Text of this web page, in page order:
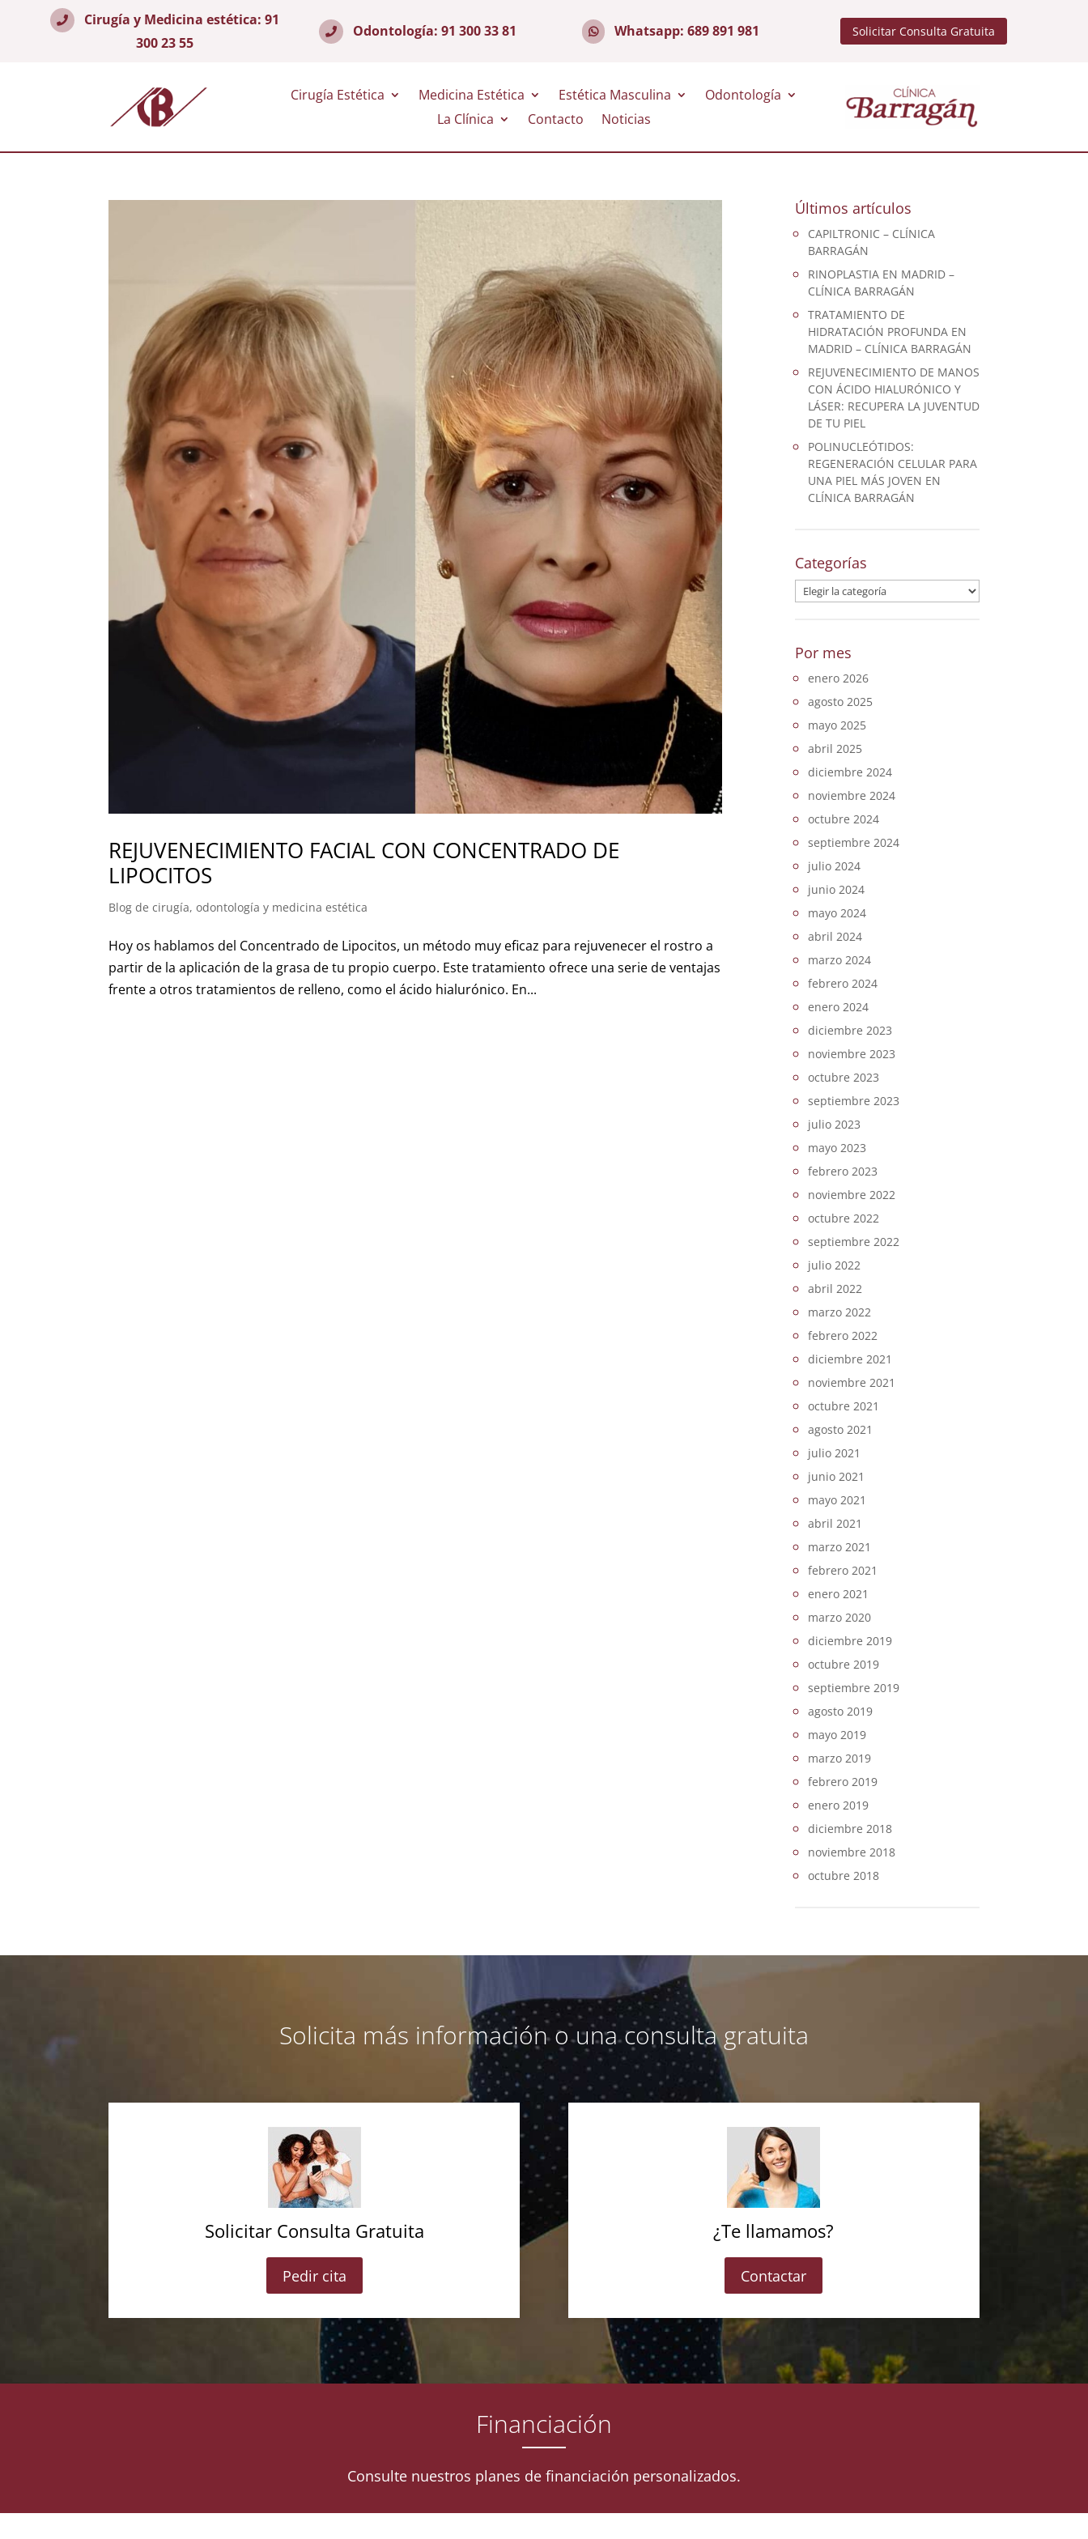
Cirugía y Medicina estética: 91
300 23 55
Odontología: 91 300 33 81 Whatsapp: 689 891 981 Solicitar Consulta Gratuita
Cirugía Estética Medicina Estética Estética Masculina
Odontología
La Clínica
Contacto Noticias
REJUVENECIMIENTO FACIAL CON CONCENTRADO DE
LIPOCITOS
Blog de cirugía, odontología y medicina estética
Hoy os hablamos del Concentrado de Lipocitos, un método muy eficaz para rejuvenecer el rostro a
partir de la aplicación de la grasa de tu propio cuerpo. Este tratamiento ofrece una serie de ventajas
frente a otros tratamientos de relleno, como el ácido hialurónico. En...
Últimos artículos
CAPILTRONIC – CLÍNICA
BARRAGÁN
RINOPLASTIA EN MADRID –
CLÍNICA BARRAGÁN
TRATAMIENTO DE
HIDRATACIÓN PROFUNDA EN
MADRID – CLÍNICA BARRAGÁN
REJUVENECIMIENTO DE MANOS
CON ÁCIDO HIALURÓNICO Y
LÁSER: RECUPERA LA JUVENTUD
DE TU PIEL
POLINUCLEÓTIDOS:
REGENERACIÓN CELULAR PARA
UNA PIEL MÁS JOVEN EN
CLÍNICA BARRAGÁN
Categorías
Categorías
Por mes
enero 2026
agosto 2025
mayo 2025
abril 2025
diciembre 2024
noviembre 2024
octubre 2024
septiembre 2024
julio 2024
junio 2024
mayo 2024
abril 2024
marzo 2024
febrero 2024
enero 2024
diciembre 2023
noviembre 2023
octubre 2023
septiembre 2023
julio 2023
mayo 2023
febrero 2023
noviembre 2022
octubre 2022
septiembre 2022
julio 2022
abril 2022
marzo 2022
febrero 2022
diciembre 2021
noviembre 2021
octubre 2021
agosto 2021
julio 2021
junio 2021
mayo 2021
abril 2021
marzo 2021
febrero 2021
enero 2021
marzo 2020
diciembre 2019
octubre 2019
septiembre 2019
agosto 2019
mayo 2019
marzo 2019
febrero 2019
enero 2019
diciembre 2018
noviembre 2018
octubre 2018
Solicita más información o una consulta gratuita
Solicitar Consulta Gratuita
Pedir cita
¿Te llamamos?
Contactar
Financiación
Consulte nuestros planes de financiación personalizados.